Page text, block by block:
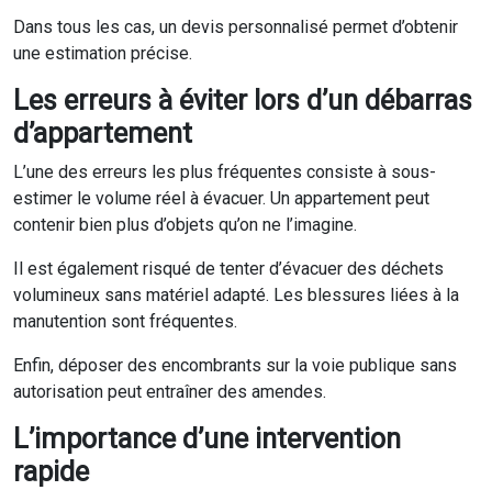
Dans tous les cas, un devis personnalisé permet d’obtenir
une estimation précise.
Les erreurs à éviter lors d’un débarras
d’appartement
L’une des erreurs les plus fréquentes consiste à sous-
estimer le volume réel à évacuer. Un appartement peut
contenir bien plus d’objets qu’on ne l’imagine.
Il est également risqué de tenter d’évacuer des déchets
volumineux sans matériel adapté. Les blessures liées à la
manutention sont fréquentes.
Enfin, déposer des encombrants sur la voie publique sans
autorisation peut entraîner des amendes.
L’importance d’une intervention
rapide